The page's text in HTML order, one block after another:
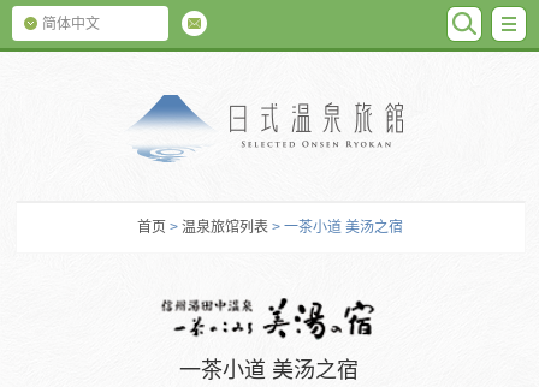
简体中文
首页 >温泉旅馆列表 > 一茶小道 美汤之宿
一茶小道 美汤之宿